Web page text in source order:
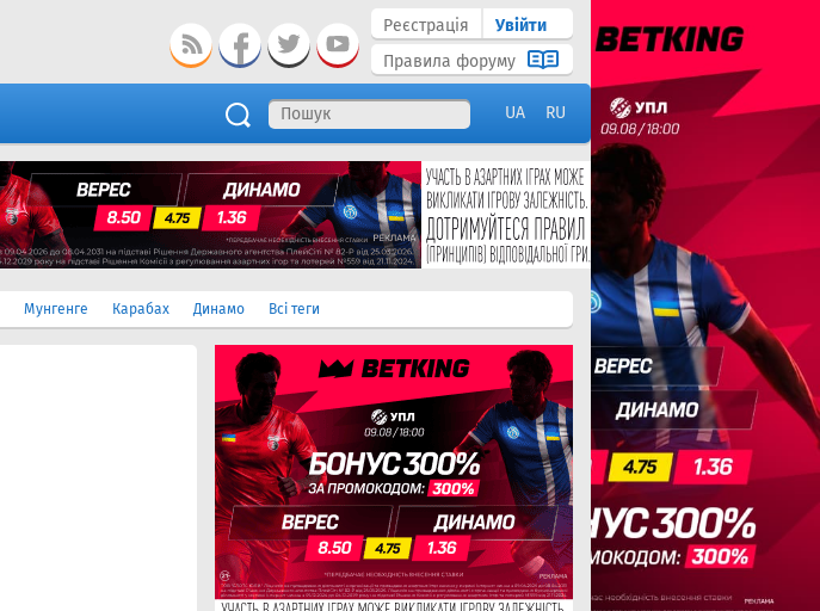
Реєстрація
Увійти
Правила форуму
UA RU
Мунгенге Карабах Динамо Всі теги